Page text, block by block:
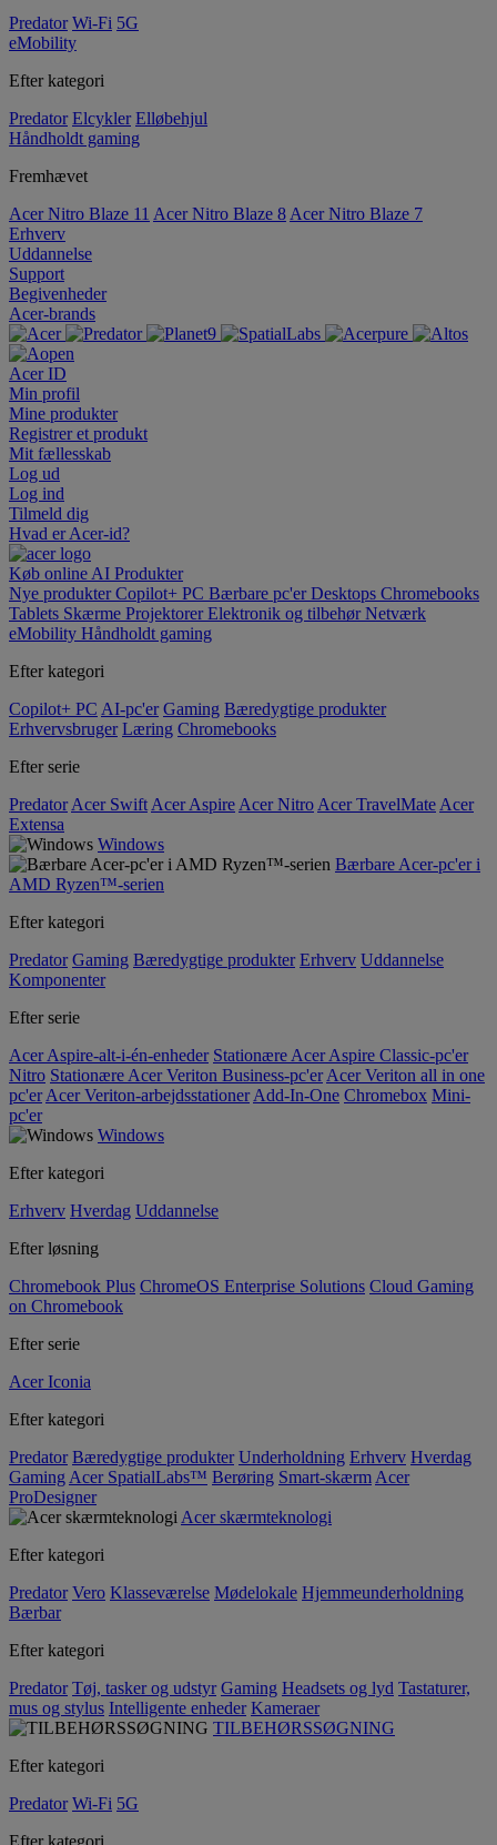
Predator Wi-Fi 5G
eMobility
Efter kategori
Predator Elcykler Elløbehjul
Håndholdt gaming
Fremhævet
Acer Nitro Blaze 11 Acer Nitro Blaze 8 Acer Nitro Blaze 7
Erhverv
Uddannelse
Support
Begivenheder
Acer-brands
Acer ID
Min profil
Mine produkter
Registrer et produkt
Mit fællesskab
Log ud
Log ind
Tilmeld dig
Hvad er Acer-id?
Køb online AI Produkter
Nye produkterCopilot+ PC Bærbare pc'erDesktops Chromebooks
Tablets Skærme ProjektorerElektronik og tilbehørNetværk
eMobility Håndholdt gaming
Efter kategori
Copilot+ PC AI-pc'er Gaming Bæredygtige produkter
Erhvervsbruger Læring Chromebooks
Efter serie
Predator Acer Swift Acer Aspire Acer Nitro Acer TravelMate Acer
Extensa
Windows
Bærbare Acer-pc'er i
AMD Ryzen™-serien
Efter kategori
Predator Gaming Bæredygtige produkter Erhverv Uddannelse
Komponenter
Efter serie
Acer Aspire-alt-i-én-enheder Stationære Acer Aspire Classic-pc'er
Nitro Stationære Acer Veriton Business-pc'er Acer Veriton all in one
pc'er Acer Veriton-arbejdsstationer Add-In-One Chromebox Mini-
pc'er
Windows
Efter kategori
Erhverv Hverdag Uddannelse
Efter løsning
Chromebook Plus ChromeOS Enterprise Solutions Cloud Gaming
on Chromebook
Efter serie
Acer Iconia
Efter kategori
Predator Bæredygtige produkter Underholdning Erhverv Hverdag
Gaming Acer SpatialLabs™ Berøring Smart-skærm Acer
ProDesigner
Acer skærmteknologi
Efter kategori
Predator Vero Klasseværelse Mødelokale Hjemmeunderholdning
Bærbar
Efter kategori
Predator Tøj, tasker og udstyr Gaming Headsets og lyd Tastaturer,
mus og stylus Intelligente enheder Kameraer
TILBEHØRSSØGNING
Efter kategori
Predator Wi-Fi 5G
Efter kategori